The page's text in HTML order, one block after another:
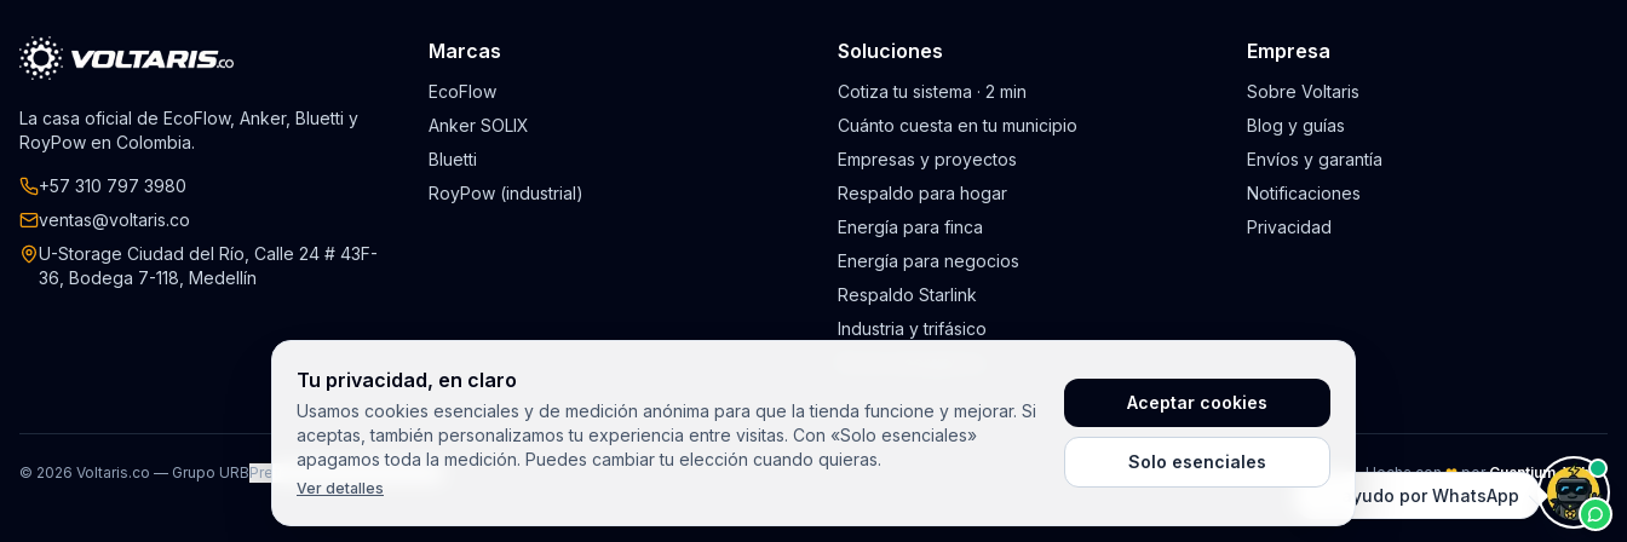
La casa oficial de EcoFlow, Anker, Bluetti y
RoyPow en Colombia.
+57 310 797 3980
ventas@voltaris.co
U-Storage Ciudad del Río, Calle 24 # 43F-
36, Bodega 7-118, Medellín
Marcas
EcoFlow
Anker SOLIX
Bluetti
RoyPow (industrial)
Soluciones
Cotiza tu sistema · 2 min
Cuánto cuesta en tu municipio
Empresas y proyectos
Respaldo para hogar
Energía para finca
Energía para negocios
Respaldo Starlink
Industria y trifásico
Empresa
Sobre Voltaris
Blog y guías
Envíos y garantía
Notificaciones
Privacidad
© 2026 Voltaris.co — Grupo URBPreferencias de privacidad Hecha con❤por Cuantium-Wibi ™
Te ayudo por WhatsApp
Tu privacidad, en claro
Usamos cookies esenciales y de medición anónima para que la tienda funcione y mejorar. Si
aceptas, también personalizamos tu experiencia entre visitas. Con «Solo esenciales»
apagamos toda la medición. Puedes cambiar tu elección cuando quieras.
Ver detalles
Aceptar cookies
Solo esenciales